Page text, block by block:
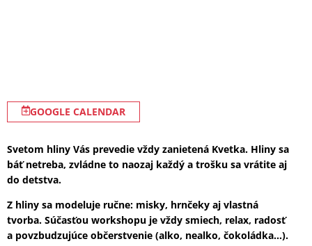
GOOGLE CALENDAR
Svetom hliny Vás prevedie vždy zanietená Kvetka. Hliny sa
báť netreba, zvládne to naozaj každý a trošku sa vrátite aj
do detstva.
Z hliny sa modeluje ručne: misky, hrnčeky aj vlastná
tvorba. Súčasťou workshopu je vždy smiech, relax, radosť
a povzbudzujúce občerstvenie (alko, nealko, čokoládka…).